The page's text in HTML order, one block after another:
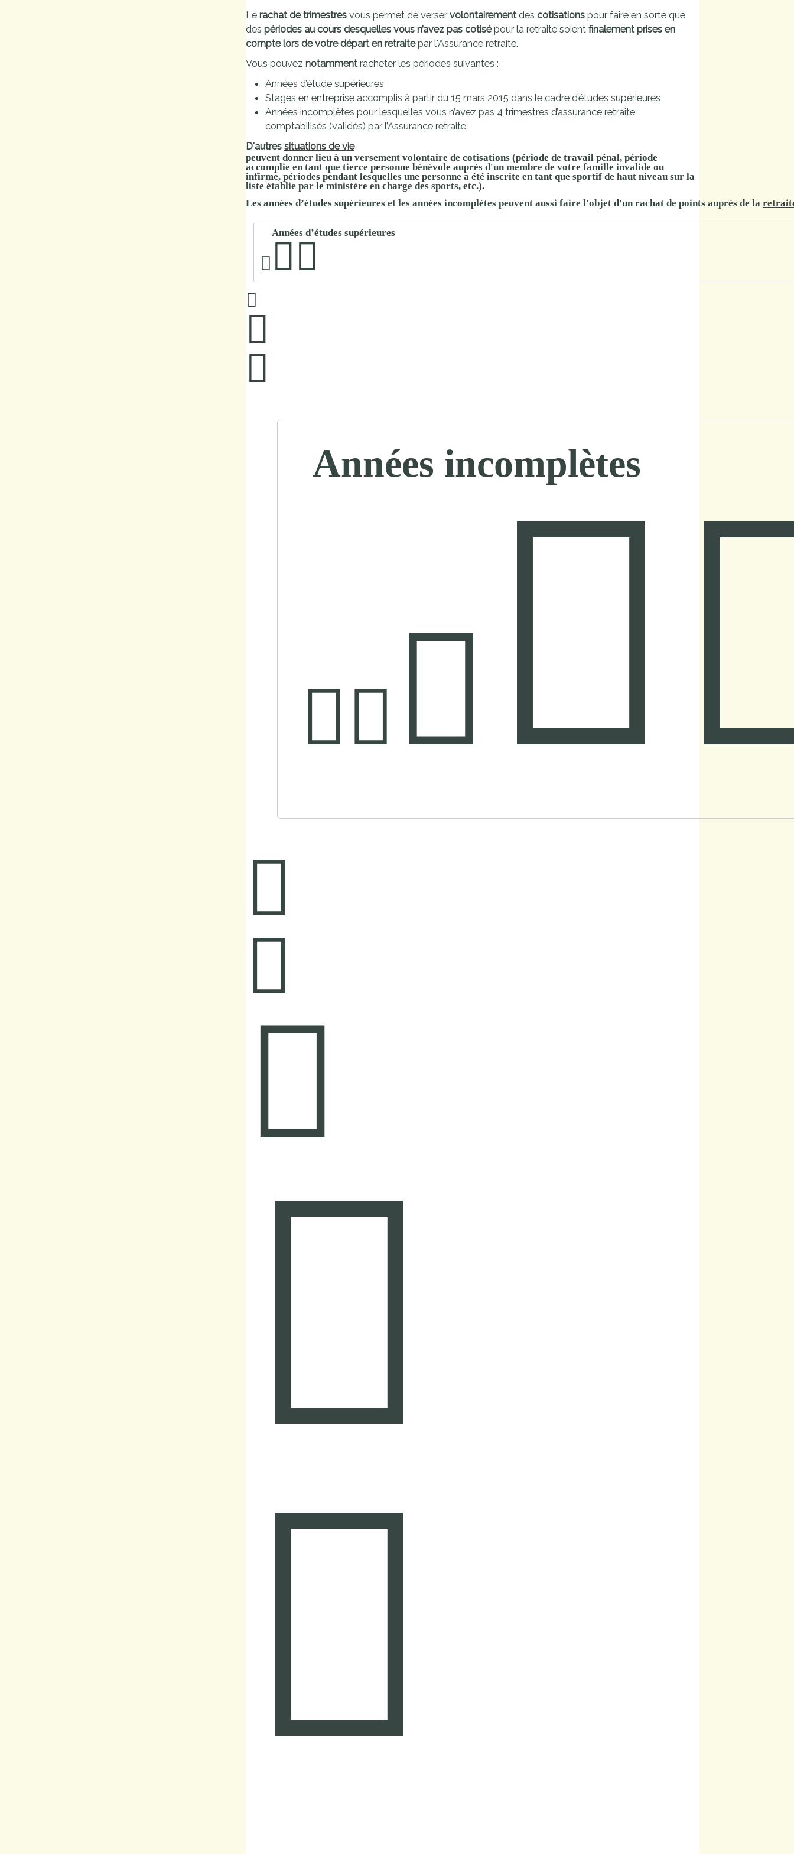
publics
privés
proches de
Cour et
Buis
Visiter,
et
s'amuser
Le rachat de trimestres vous permet de verservolontairementdes cotisations pour faire en sorte que
des périodes au cours desquelles vous n’avez pas cotisépour la retraite soient finalement prises en
compte lors de votre départ en retraitepar l'Assurance retraite.
Vous pouvez notammentracheter les périodes suivantes :
Années d’étude supérieures
Stages en entreprise accomplis à partir du 15 mars 2015 dans le cadre d’études supérieures
Années incomplètes pour lesquelles vous n’avez pas 4 trimestres d’assurance retraite
comptabilisés (validés) par l’Assurance retraite.
D'autres situations de vie
peuvent donner lieu à un versement volontaire de cotisations (période de travail pénal, période
accomplie en tant que tierce personne bénévole auprès d'un membre de votre famille invalide ou
infirme, périodes pendant lesquelles une personne a été inscrite en tant que sportif de haut niveau sur la
liste établie par le ministère en charge des sports, etc.).
Les années d’études supérieures et les années incomplètes peuvent aussi faire l'objet d'un rachat de points auprès de la
Années d’études supérieures
Années incomplètes